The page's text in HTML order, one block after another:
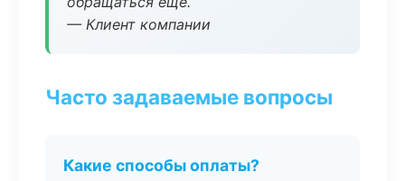
— Клиент компании
Часто задаваемые вопросы
Какие способы оплаты?